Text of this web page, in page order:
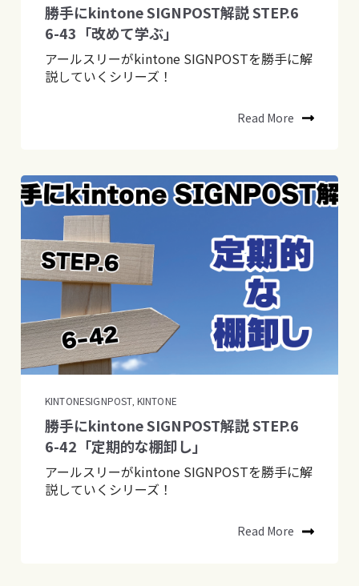
勝手にkintone SIGNPOST解説 STEP.6
6-43「改めて学ぶ」
アールスリーがkintone SIGNPOSTを勝手に解
説していくシリーズ！
Read More
KINTONESIGNPOST, KINTONE
勝手にkintone SIGNPOST解説 STEP.6
6-42「定期的な棚卸し」
アールスリーがkintone SIGNPOSTを勝手に解
説していくシリーズ！
Read More